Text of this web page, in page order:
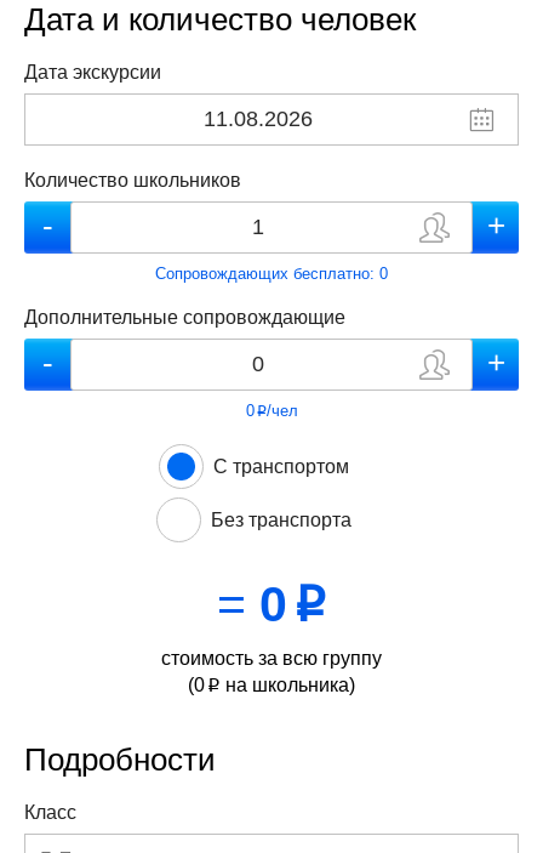
Дата и количество человек
Дата экскурсии
Количество школьников
Сопровождающих бесплатно: 0
Дополнительные сопровождающие
0p/чел
С транспортом
Без транспорта
= 0 p
стоимость за всю группу
(0 p на школьника)
Подробности
Класс